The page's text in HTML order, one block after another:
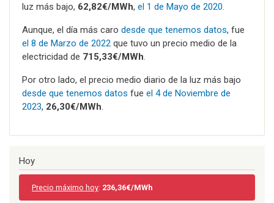
luz más bajo, 62,82€/MWh, el 1 de Mayo de 2020
Aunque, el día más caro desde que tenemos datos, fue
el 8 de Marzo de 2022 que tuvo un precio medio de la
electricidad de 715,33€/MWh
Por otro lado, el precio medio diario de la luz más bajo
desde que tenemos datos fue el 4 de Noviembre de
2023, 26,30€/MWh
Hoy
Precio máximo hoy: 236,36€/MWh